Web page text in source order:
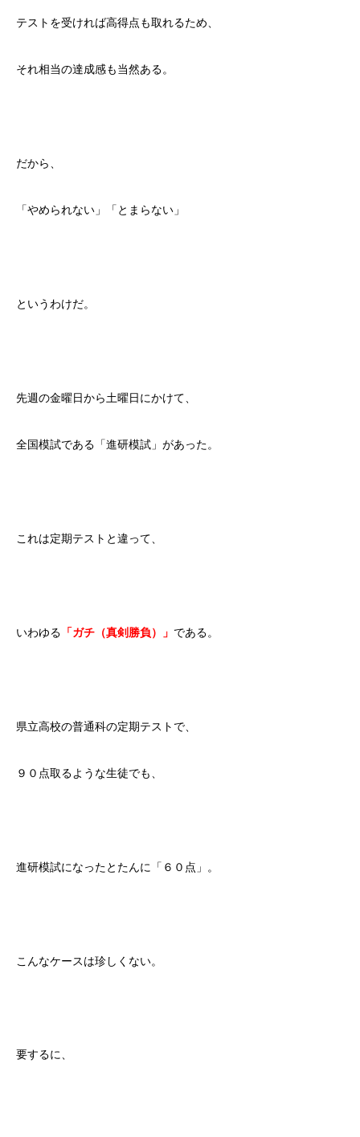
テストを受ければ高得点も取れるため、
それ相当の達成感も当然ある。
だから、
「やめられない」「とまらない」
というわけだ。
先週の金曜日から土曜日にかけて、
全国模試である「進研模試」があった。
これは定期テストと違って、
いわゆる 「ガチ（真剣勝負）」 である。
県立高校の普通科の定期テストで、
９０点取るような生徒でも、
進研模試になったとたんに「６０点」。
こんなケースは珍しくない。
要するに、